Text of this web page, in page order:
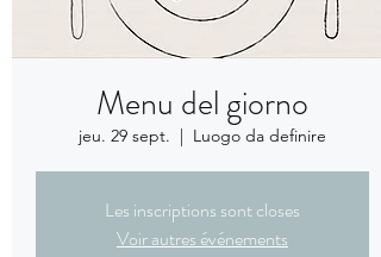
Menu del giorno
jeu. 29 sept.
  |
Luogo da definire
Les inscriptions sont closes
Voir autres événements